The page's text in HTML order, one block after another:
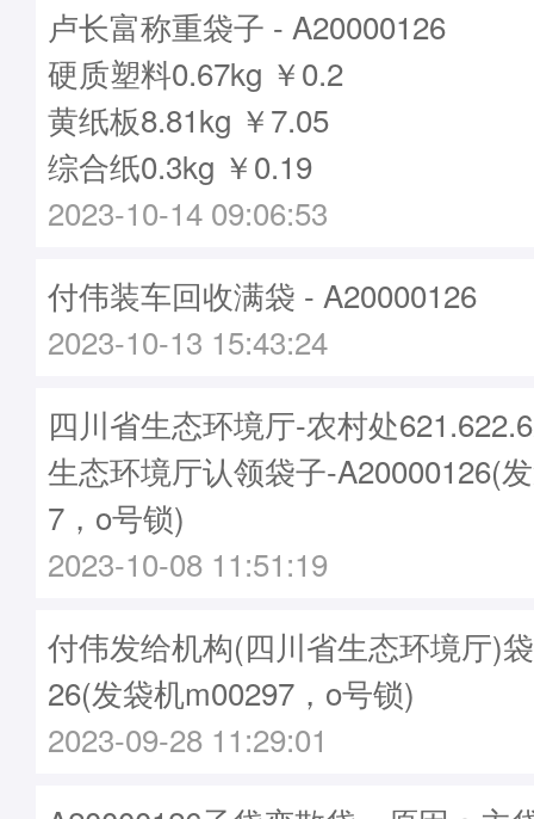
卢长富称重袋子 - A20000126
硬质塑料0.67kg ￥0.2
黄纸板8.81kg ￥7.05
综合纸0.3kg ￥0.19
2023-10-14 09:06:53
付伟装车回收满袋 - A20000126
2023-10-13 15:43:24
四川省生态环境厅-农村处
生态环境厅认领袋子-A20000126(
7，o号锁)
2023-10-08 11:51:19
付伟发给机构(四川省生态环境厅)
26(发袋机m00297，o号锁)
2023-09-28 11:29:01